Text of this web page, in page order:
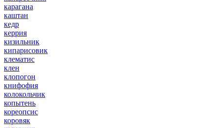
карагана
каштан
кедр
керрия
кизильник
кипарисовик
клематис
клен
клопогон
книфофия
колокольчик
копытень
кореопсис
коровяк